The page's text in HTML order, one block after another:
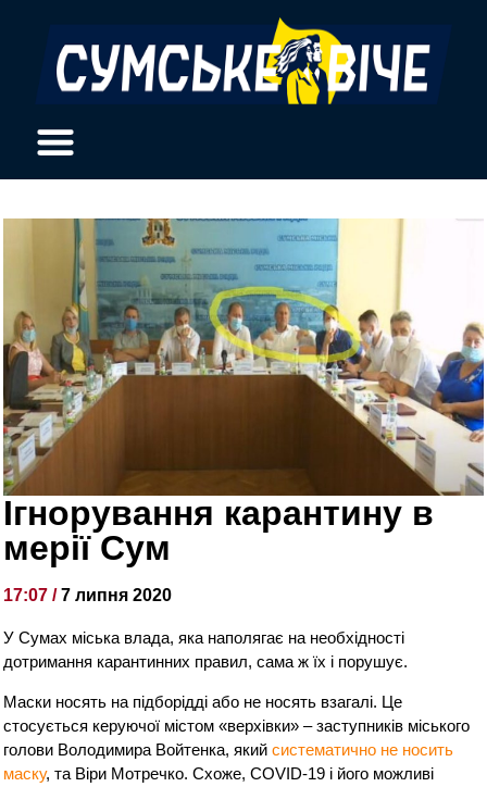
Ігнорування карантину в
мерії Сум
17:07 /7 липня 2020
У Сумах міська влада, яка наполягає на необхідності
дотримання карантинних правил, сама ж їх і порушує.
Маски носять на підборідді або не носять взагалі. Це
стосується керуючої містом «верхівки» – заступників міського
голови Володимира Войтенка, якийсистематично не носить
маску, та Віри Мотречко. Схоже, COVID-19 і його можливі